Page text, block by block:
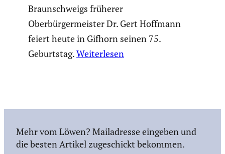
Braunschweigs früherer
Oberbürgermeister Dr. Gert Hoffmann
feiert heute in Gifhorn seinen 75.
Geburtstag.Weiterlesen
Mehr vom Löwen? Mailadresse eingeben und
die besten Artikel zugeschickt bekommen.